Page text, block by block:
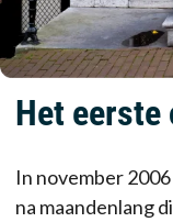
Het
In november
na maandenlang